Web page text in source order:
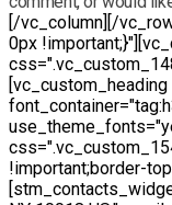
[/vc_column][/
0px
!important;border-